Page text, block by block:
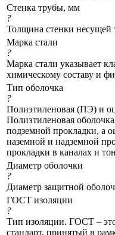
Стенка трубы, мм
?
Толщина стенки несущей
Марка стали
?
Марка стали указывает
химическому составу и
Тип оболочка
?
Полиэтиленовая (ПЭ) и
Полиэтиленовая
подземной прокладки, а
наземной и надземной
прокладки в каналах и
Диаметр оболочки
?
Диаметр защитной
ГОСТ изоляции
?
Тип изоляции. ГОСТ –
стандарт, принятый в